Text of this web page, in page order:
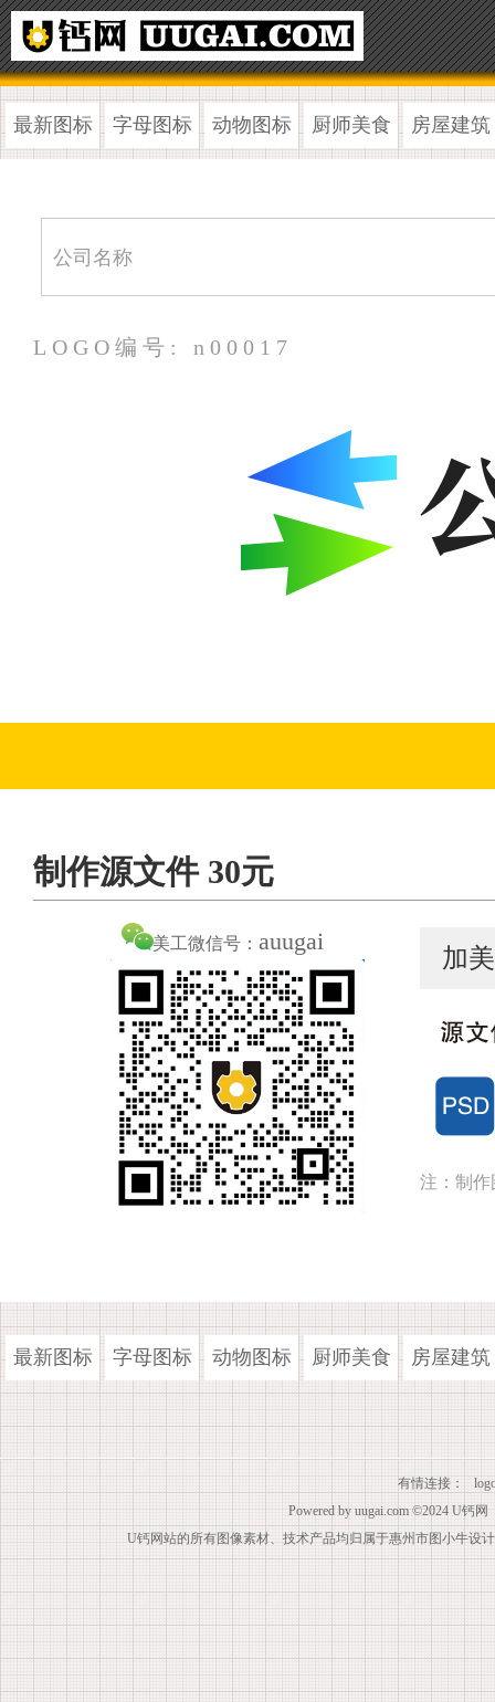
最新图标 字母图标 动物图标 厨师美食 房屋建筑
LOGO编号: n00017
制作源文件 30元
美工微信号： auugai
加
注：制作
最新图标 字母图标 动物图标 厨师美食 房屋建筑
有情连接：
Powered by uugai.com ©2024 U钙网
U钙网站的所有图像素材、技术产品均归属于惠州市图小牛设